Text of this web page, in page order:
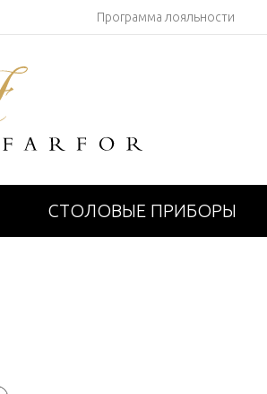
Программа лояльности
СТОЛОВЫЕ ПРИБОРЫ